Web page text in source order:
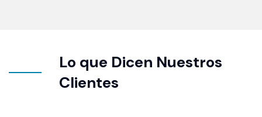
Lo que Dicen Nuestros
Clientes